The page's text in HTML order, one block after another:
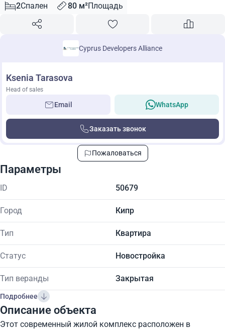
2Спален 80 м²Площадь
Cyprus Developers Alliance
Ksenia Tarasova
Head of sales
Email WhatsApp
Заказать звонок
Пожаловаться
Параметры
ID 50679
Город Кипр
Тип Квартира
Статус Новостройка
Тип веранды Закрытая
Подробнее
Описание объекта
Этот современный жилой комплекс расположен в